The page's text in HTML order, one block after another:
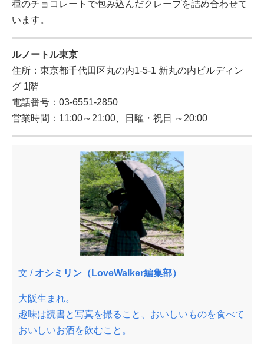
種のチョコレートで包み込んだクレープを詰め合わせて
います。
ルノートル東京
住所：東京都千代田区丸の内1-5-1 新丸の内ビルディン
グ 1階
電話番号：03-6551-2850
営業時間：11:00～21:00、日曜・祝日 ～20:00
文 / オシミリン（LoveWalker編集部）
大阪生まれ。
趣味は読書と写真を撮ること、おいしいものを食べて
おいしいお酒を飲むこと。